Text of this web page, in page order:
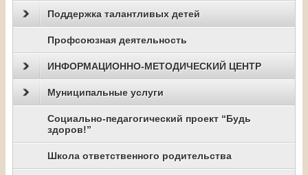
Поддержка талантливых детей
Профсоюзная деятельность
ИНФОРМАЦИОННО-МЕТОДИЧЕСКИЙ ЦЕНТР
Муниципальные услуги
Социально-педагогический проект “Будь
здоров!”
Школа ответственного родительства